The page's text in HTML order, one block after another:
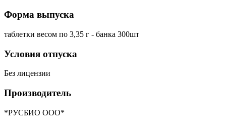
Форма выпуска
таблетки весом по 3,35 г - банка 300шт
Условия отпуска
Без лицензии
Производитель
*РУСБИО ООО*